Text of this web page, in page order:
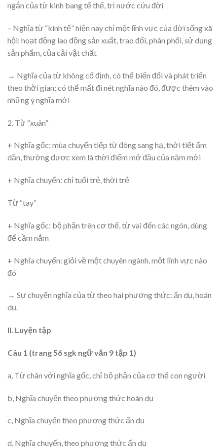
ngắn của từ kinh bang tế thế, trị nước cứu đời
– Nghĩa từ “kinh tế” hiện nay chỉ một lĩnh vực của đời sống xã
hội: hoạt động lao động sản xuất, trao đổi, phân phối, sử dụng
sản phẩm, của cải vật chất
→ Nghĩa của từ không cố định, có thể biến đổi và phát triển
theo thời gian; có thể mất đi nét nghĩa nào đó, được thêm vào
những ý nghĩa mới
2. Từ “xuân”
+ Nghĩa gốc: mùa chuyển tiếp từ đông sang hạ, thời tiết ấm
dần, thường được xem là thời điểm mở đầu của năm mới
+ Nghĩa chuyển: chỉ tuổi trẻ, thời trẻ
Từ “tay”
+ Nghĩa gốc: bộ phận trên cơ thể, từ vai đến các ngón, dùng
để cầm nắm
+ Nghĩa chuyển: giỏi về một chuyên ngành, một lĩnh vực nào
đó
→ Sự chuyển nghĩa của từ theo hai phương thức: ẩn dụ, hoán
dụ.
II. Luyện tập
Câu 1 (trang 56 sgk ngữ văn 9 tập 1)
a, Từ chân với nghĩa gốc, chỉ bộ phận của cơ thể con người
b, Nghĩa chuyển theo phương thức hoán dụ
c, Nghĩa chuyển theo phương thức ẩn dụ
d, Nghĩa chuyển, theo phương thức ẩn dụ